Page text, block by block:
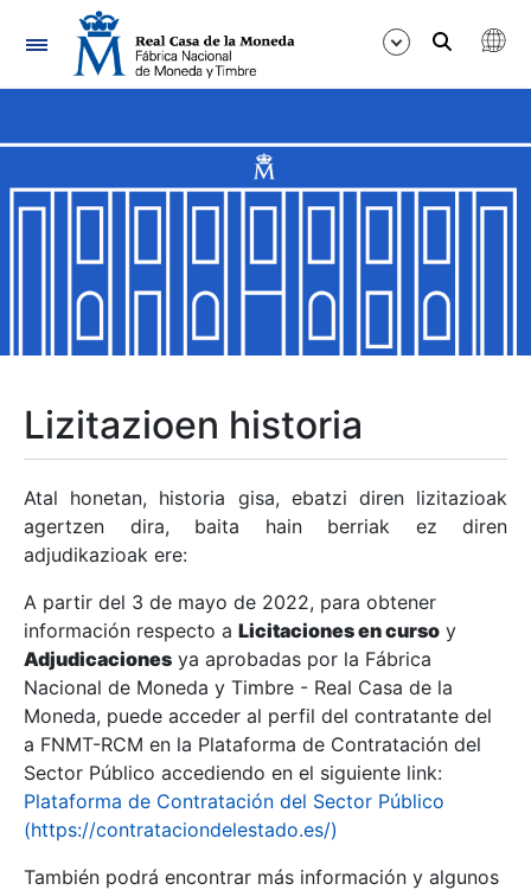
Nabigazioa
Erakutsi/Ezkutatu
Erakutsi/Ezkutatu
Erakutsi/Ezkutatu
Erakutsi/Ezkutatu
Erakutsi/Ezkutatu
Erakutsi/Ezkutatu
Erakutsi/Ezkutatu
Lizitazioen historia
Atal honetan, historia gisa, ebatzi diren lizitazioak
agertzen dira, baita hain berriak ez diren
adjudikazioak ere:
A partir del 3 de mayo de 2022, para obtener
información respecto a Licitaciones en curso y
Adjudicaciones ya aprobadas por la Fábrica
Nacional de Moneda y Timbre - Real Casa de la
Moneda, puede acceder al perfil del contratante del
a FNMT-RCM en la Plataforma de Contratación del
Sector Público accediendo en el siguiente link:
Plataforma de Contratación del Sector Público
(https://contrataciondelestado.es/)
También podrá encontrar más información y algunos